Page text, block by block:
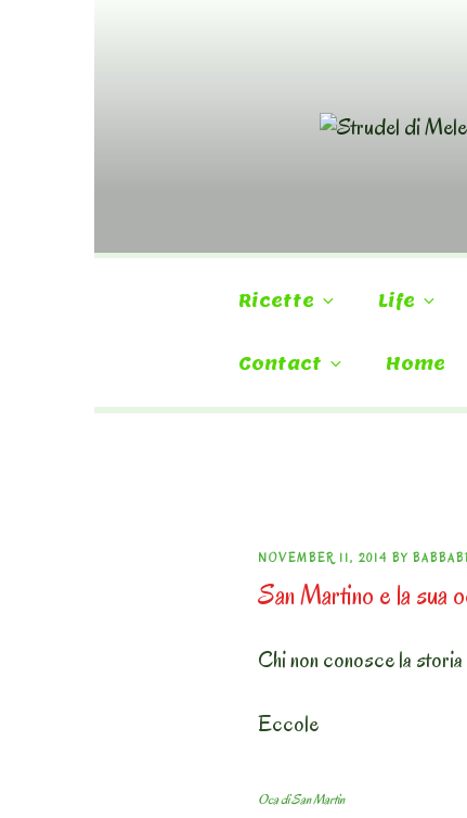
Ricette Life
Contact Home
POSTED
ON
NOVEMBER 11, 2014 BY
San Martino e la sua
Chi non conosce la
Eccole
Oca di San Martin